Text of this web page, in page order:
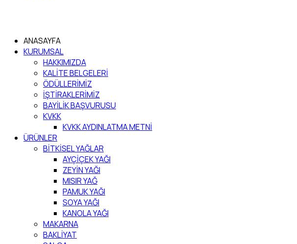
ANASAYFA
KURUMSAL
HAKKIMIZDA
KALİTE BELGELERİ
ÖDÜLLERİMİZ
İŞTİRAKLERİMİZ
BAYİLİK BAŞVURUSU
KVKK
KVKK AYDINLATMA METNİ
ÜRÜNLER
BİTKİSEL YAĞLAR
AYÇİÇEK YAĞI
ZEYİN YAĞI
MISIR YAĞ
PAMUK YAĞI
SOYA YAĞI
KANOLA YAĞI
MAKARNA
BAKLİYAT